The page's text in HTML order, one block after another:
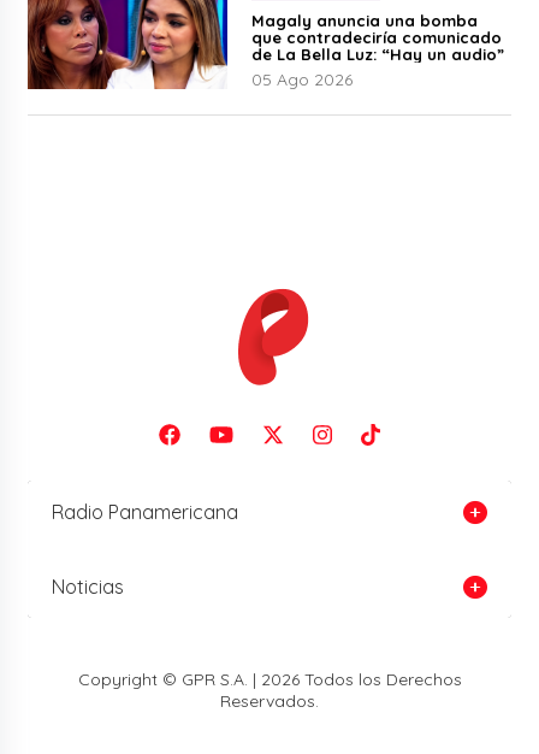
Magaly anuncia una bomba
que contradeciría comunicado
de La Bella Luz: “Hay un audio”
05 Ago 2026
Radio Panamericana
Noticias
Copyright © GPR S.A. | 2026 Todos los Derechos
Reservados.